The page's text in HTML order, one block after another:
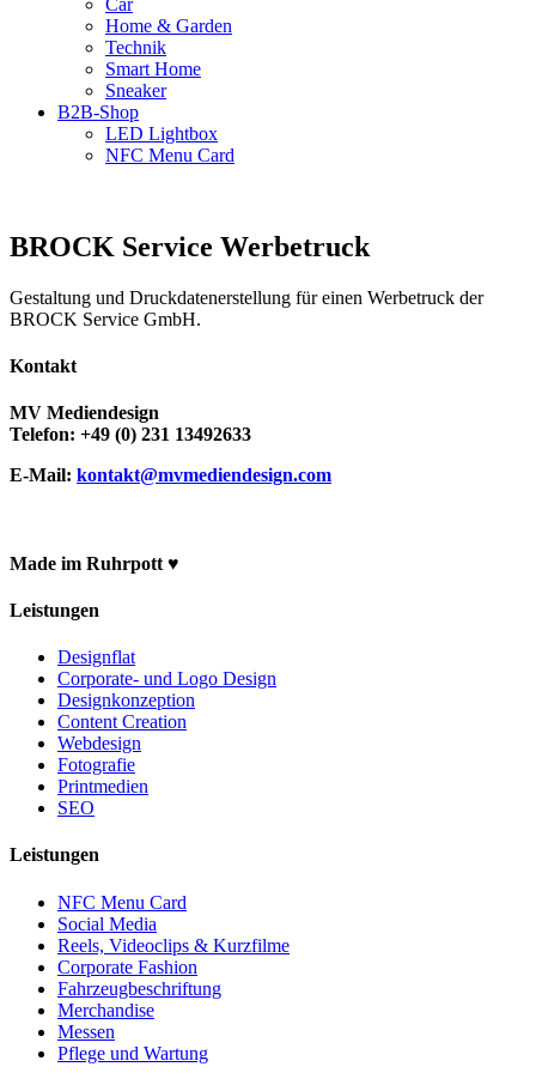
Car
Home & Garden
Technik
Smart Home
Sneaker
B2B-Shop
LED Lightbox
NFC Menu Card
BROCK Service Werbetruck
Gestaltung und Druckdatenerstellung für einen Werbetruck der
BROCK Service GmbH.
Kontakt
MV Mediendesign
Telefon: +49 (0) 231 13492633
E-Mail: kontakt@mvmediendesign.com
Made im Ruhrpott ♥
Leistungen
Designflat
Corporate- und Logo Design
Designkonzeption
Content Creation
Webdesign
Fotografie
Printmedien
SEO
Leistungen
NFC Menu Card
Social Media
Reels, Videoclips & Kurzfilme
Corporate Fashion
Fahrzeugbeschriftung
Merchandise
Messen
Pflege und Wartung